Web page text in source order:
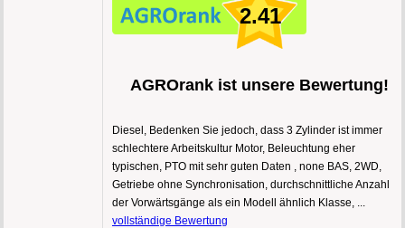
2.41
AGROrank ist unsere Bewertung!
Diesel, Bedenken Sie jedoch, dass 3 Zylinder ist immer
schlechtere Arbeitskultur Motor, Beleuchtung eher
typischen, PTO mit sehr guten Daten , none BAS, 2WD,
Getriebe ohne Synchronisation, durchschnittliche Anzahl
der Vorwärtsgänge als ein Modell ähnlich Klasse, ...
vollständige Bewertung